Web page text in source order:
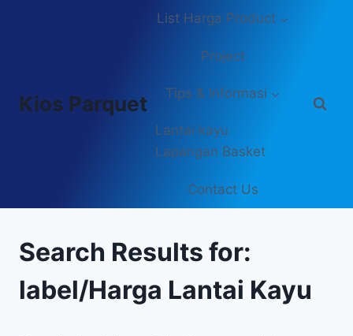
Kios Parquet
List Harga Product
Project
Tips & Informasi
Lantai kayu
Lapangan Basket
Contact Us
Search Results for:
label/Harga Lantai Kayu